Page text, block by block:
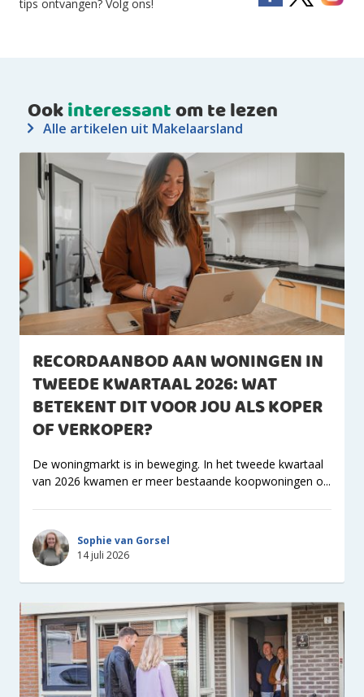
tips ontvangen? Volg ons!
Ookinteressantom te lezen
Alle artikelen uit Makelaarsland
RECORDAANBOD AAN WONINGEN IN
TWEEDE KWARTAAL 2026: WAT
BETEKENT DIT VOOR JOU ALS KOPER
OF VERKOPER?
De woningmarkt is in beweging. In het tweede kwartaal
van 2026 kwamen er meer bestaande koopwoningen o...
Sophie van Gorsel
14 juli 2026